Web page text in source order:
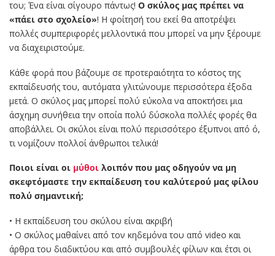
του; Ένα είναι σίγουρο πάντως! Ο σκύλος μας πρέπει να
«πάει στο σχολείο»! Η φοίτησή του εκεί θα αποτρέψει
πολλές συμπεριφορές μελλοντικά που μπορεί να μην ξέρουμε
να διαχειριστούμε.
Κάθε φορά που βάζουμε σε προτεραιότητα το κόστος της
εκπαίδευσής του, αυτόματα γλιτώνουμε περισσότερα έξοδα
μετά. Ο σκύλος μας μπορεί πολύ εύκολα να αποκτήσει μια
άσχημη συνήθεια την οποία πολύ δύσκολα πολλές φορές θα
αποβάλλει. Οι σκύλοι είναι πολύ περισσότερο έξυπνοι από ό,
τι νομίζουν πολλοί άνθρωποι τελικά!
Ποιοι είναι οι μύθοι λοιπόν που μας οδηγούν να μη
σκεφτόμαστε την εκπαίδευση του καλύτερού μας φίλου
πολύ σημαντική;
• Η εκπαίδευση του σκύλου είναι ακριβή
• Ο σκύλος μαθαίνει από τον κηδεμόνα του από video και
άρθρα του διαδικτύου και από συμβουλές φίλων και έτσι οι